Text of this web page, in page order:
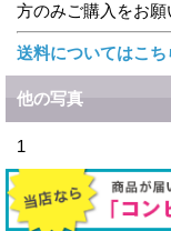
方のみご購入をお願
送料についてはこち
他の写真
1